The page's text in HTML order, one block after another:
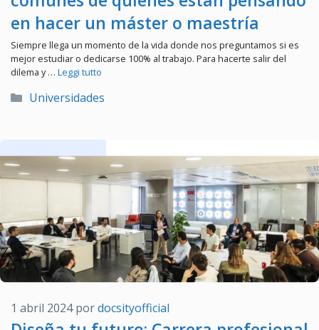
en hacer un máster o maestría
Siempre llega un momento de la vida donde nos preguntamos si es
mejor estudiar o dedicarse 100% al trabajo. Para hacerte salir del
dilema y … Leggi tutto
Categorías
Universidades
1 abril 2024 pordocsityofficial